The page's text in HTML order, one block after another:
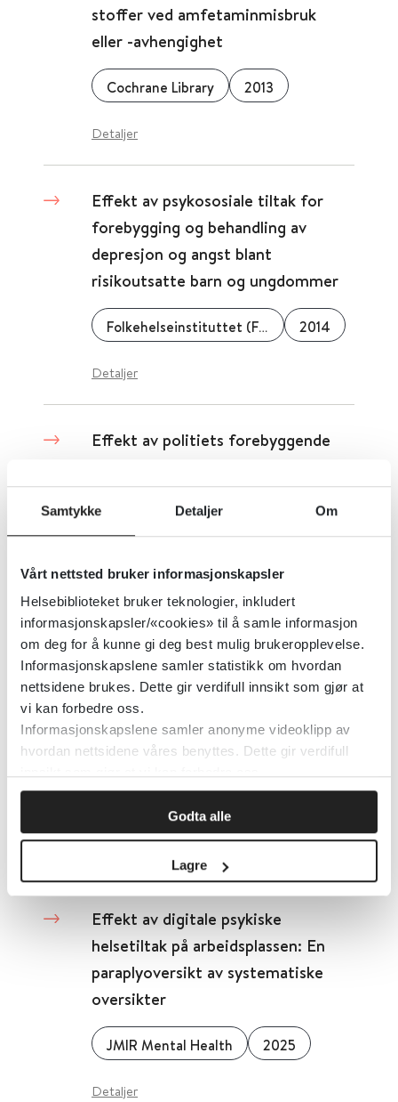
Samtykke Detaljer Om
Vårt nettsted bruker informasjonskapsler
Helsebiblioteket bruker teknologier, inkludert
informasjonskapsler/«cookies» til å samle informasjon
om deg for å kunne gi deg best mulig brukeropplevelse.
Informasjonskapslene samler statistikk om hvordan
nettsidene brukes. Dette gir verdifull innsikt som gjør at
vi kan forbedre oss.
Informasjonskapslene samler anonyme videoklipp av
hvordan nettsidene våres benyttes. Dette gir verdifull
Godta alle
Lagre
stoffer ved amfetaminmisbruk
eller -avhengighet
Cochrane Library 2013
Detaljer
Effekt av psykososiale tiltak for
forebygging og behandling av
depresjon og angst blant
risikoutsatte barn og ungdommer
Folkehelseinstituttet (FHI) 2014
Detaljer
Effekt av politiets forebyggende
seksuallovbrudd blant ungdom: en
systematisk oversikt
Folkehelseinstituttet (FHI)
Detaljer
Effekt av gradert sykmelding vs.
full sykmelding på sykefravær og
arbeidstilknytning: En systematisk
kartleggingsoversikt
Effekt av digitale psykiske
helsetiltak på arbeidsplassen: En
paraplyoversikt av systematiske
oversikter
JMIR Mental Health 2025
Detaljer